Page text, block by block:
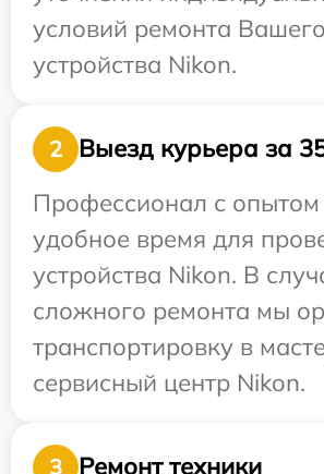
условий ремонта Вашего
устройства Nikon.
2
Выезд курьера за
Профессионал с опытом
удобное время для
устройства Nikon. В
сложного ремонта мы
транспортировку в
сервисный центр Nikon.
3
Ремонт техники